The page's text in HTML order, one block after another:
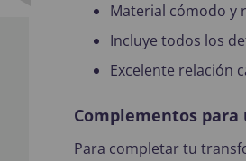
Material cómodo y
Incluye todos los
Excelente relación
Complementos
Para completar tu